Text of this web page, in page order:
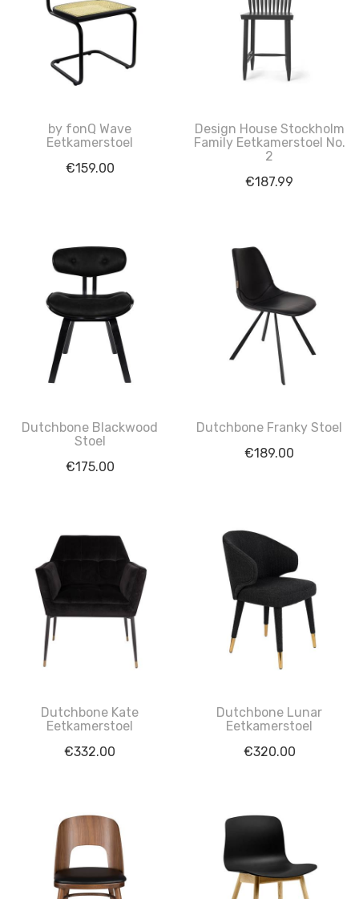
by fonQ Wave
Eetkamerstoel
€159.00
Design House Stockholm
Family Eetkamerstoel No.
2
€187.99
Dutchbone Blackwood
Stoel
€175.00
Dutchbone Franky Stoel
€189.00
Dutchbone Kate
Eetkamerstoel
€332.00
Dutchbone Lunar
Eetkamerstoel
€320.00